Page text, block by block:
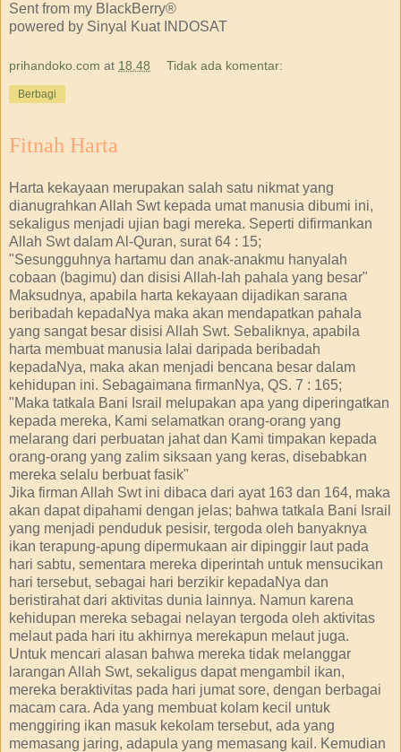
Sent from my BlackBerry®
powered by Sinyal Kuat INDOSAT
prihandoko.com at 18.48 Tidak ada komentar:
Berbagi
Fitnah Harta
Harta kekayaan merupakan salah satu nikmat yang
dianugrahkan Allah Swt kepada umat manusia dibumi ini,
sekaligus menjadi ujian bagi mereka. Seperti difirmankan
Allah Swt dalam Al-Quran, surat 64 : 15;
"Sesungguhnya hartamu dan anak-anakmu hanyalah
cobaan (bagimu) dan disisi Allah-lah pahala yang besar"
Maksudnya, apabila harta kekayaan dijadikan sarana
beribadah kepadaNya maka akan mendapatkan pahala
yang sangat besar disisi Allah Swt. Sebaliknya, apabila
harta membuat manusia lalai daripada beribadah
kepadaNya, maka akan menjadi bencana besar dalam
kehidupan ini. Sebagaimana firmanNya, QS. 7 : 165;
"Maka tatkala Bani Israil melupakan apa yang diperingatkan
kepada mereka, Kami selamatkan orang-orang yang
melarang dari perbuatan jahat dan Kami timpakan kepada
orang-orang yang zalim siksaan yang keras, disebabkan
mereka selalu berbuat fasik"
Jika firman Allah Swt ini dibaca dari ayat 163 dan 164, maka
akan dapat dipahami dengan jelas; bahwa tatkala Bani Israil
yang menjadi penduduk pesisir, tergoda oleh banyaknya
ikan terapung-apung dipermukaan air dipinggir laut pada
hari sabtu, sementara mereka diperintah untuk mensucikan
hari tersebut, sebagai hari berzikir kepadaNya dan
beristirahat dari aktivitas dunia lainnya. Namun karena
kehidupan mereka sebagai nelayan tergoda oleh aktivitas
melaut pada hari itu akhirnya merekapun melaut juga.
Untuk mencari alasan bahwa mereka tidak melanggar
larangan Allah Swt, sekaligus dapat mengambil ikan,
mereka beraktivitas pada hari jumat sore, dengan berbagai
macam cara. Ada yang membuat kolam kecil untuk
menggiring ikan masuk kekolam tersebut, ada yang
memasang jaring, adapula yang memasang kail. Kemudian